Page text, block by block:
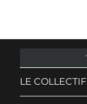
LE COLLECTIF